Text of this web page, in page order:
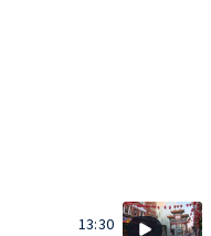
13:30